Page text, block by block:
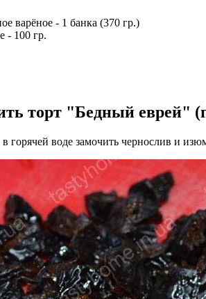
варёное - 1 банка (370 гр.)
- 100 гр.
торт "Бедный еврей"
горячей воде замочить чернослив и